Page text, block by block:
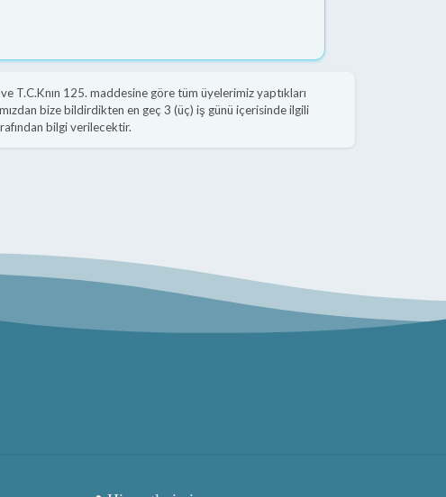
T.C.Knın 125. maddesine göre tüm üyelerimiz yaptıkları
bize bildirdikten en geç 3 (üç) iş günü içerisinde ilgili
bilgi verilecektir.